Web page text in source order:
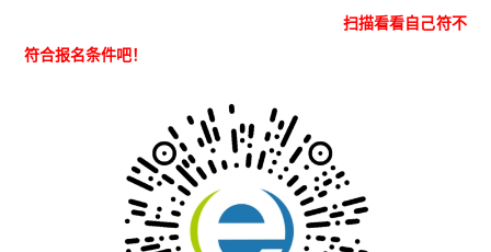
扫描看看自己符不
符合报名条件吧！